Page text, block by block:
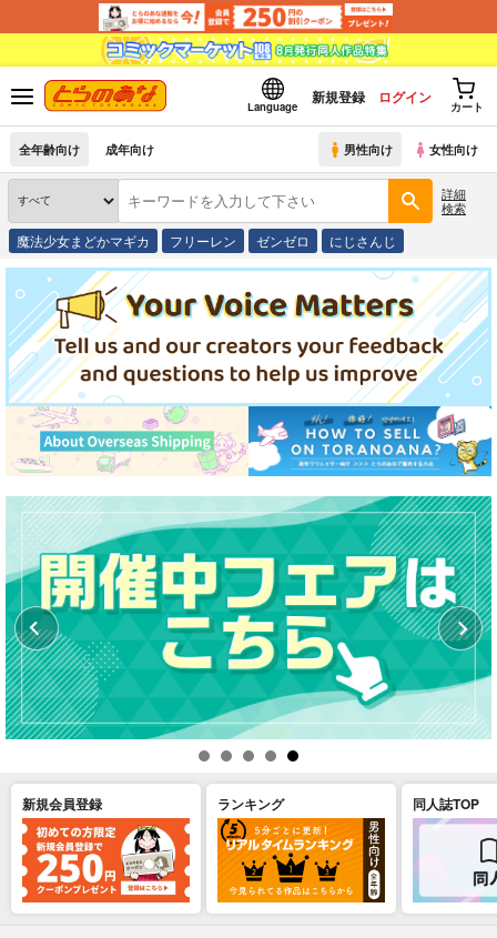
Language
新規登録 ログイン
カート
全年齢向け 成年向け 男性向け 女性向け
詳細
検索
魔法少女まどかマギカ フリーレン ゼンゼロ にじさんじ
新規会員登録 ランキング 同人誌TOP